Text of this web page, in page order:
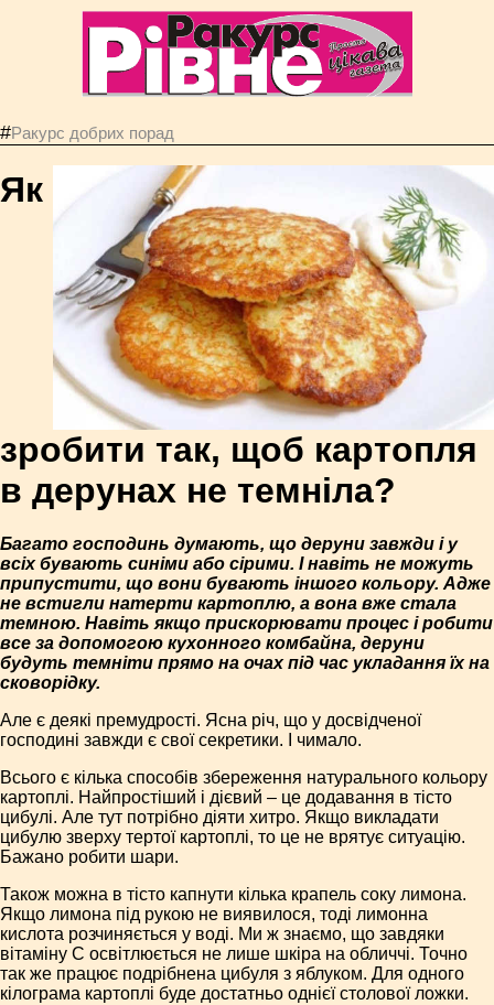
#Ракурс добрих порад
Як
зробити так, щоб картопля
в дерунах не темніла?
Багато господинь думають, що деруни завжди і у
всіх бувають синіми або сірими. І навіть не можуть
припустити, що вони бувають іншого кольору. Адже
не встигли натерти картоплю, а вона вже стала
темною. Навіть якщо прискорювати процес і робити
все за допомогою кухонного комбайна, деруни
будуть темніти прямо на очах під час укладання їх на
сковорідку.
Але є деякі премудрості. Ясна річ, що у досвідченої
господині завжди є свої секретики. І чимало.
Всього є кілька способів збереження натурального кольору
картоплі. Найпростіший і дієвий – це додавання в тісто
цибулі. Але тут потрібно діяти хитро. Якщо викладати
цибулю зверху тертої картоплі, то це не врятує ситуацію.
Бажано робити шари.
Також можна в тісто капнути кілька крапель соку лимона.
Якщо лимона під рукою не виявилося, тоді лимонна
кислота розчиняється у воді. Ми ж знаємо, що завдяки
вітаміну C освітлюється не лише шкіра на обличчі. Точно
так же працює подрібнена цибуля з яблуком. Для одного
кілограма картоплі буде достатньо однієї столової ложки.